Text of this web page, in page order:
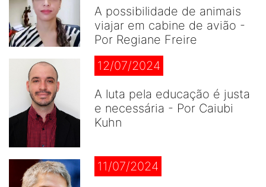
A possibilidade de animais
viajar em cabine de avião -
Por Regiane Freire
12/07/2024
A luta pela educação é justa
e necessária - Por Caiubi
Kuhn
11/07/2024